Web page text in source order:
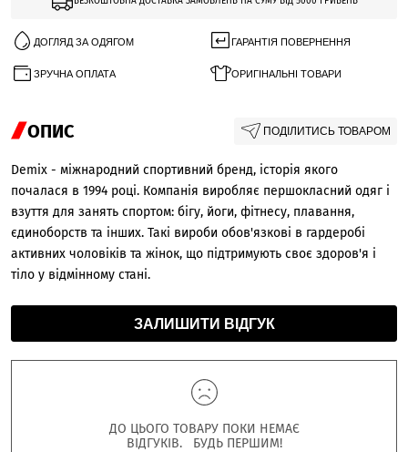
ДОГЛЯД ЗА ОДЯГОМ ГАРАНТІЯ ПОВЕРНЕННЯ
ЗРУЧНА ОПЛАТА ОРИГІНАЛЬНІ ТОВАРИ
ОПИС ПОДІЛИТИСЬ ТОВАРОМ
Demix - міжнародний спортивний бренд, історія якого
почалася в 1994 році. Компанія виробляє першокласний одяг і
взуття для занять спортом: бігу, йоги, фітнесу, плавання,
єдиноборств та інших. Такі вироби обов'язкові в гардеробі
активних чоловіків та жінок, що підтримують своє здоров'я і
тіло у відмінному стані.
ЗАЛИШИТИ ВІДГУК
ДО ЦЬОГО ТОВАРУ ПОКИ НЕМАЄ
ВІДГУКІВ. БУДЬ ПЕРШИМ!